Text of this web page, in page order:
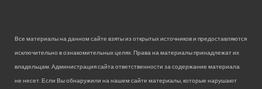
Все материалы на данном сайте взяты из открытых источников и предоставляются
исключительно в ознакомительных целях. Права на материалы принадлежат их
владельцам. Администрация сайта ответственности за содержание материала
не несет. Если Вы обнаружили на нашем сайте материалы, которые нарушают